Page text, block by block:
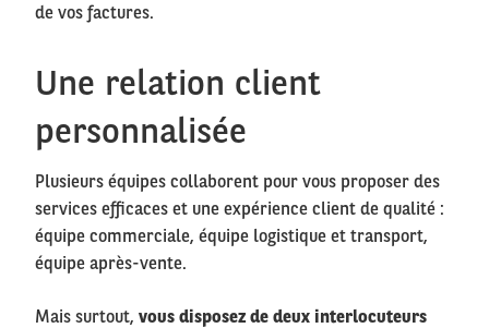
de vos factures.
Une relation client
personnalisée
Plusieurs équipes collaborent pour vous proposer des
services efficaces et une expérience client de qualité :
équipe commerciale, équipe logistique et transport,
équipe après-vente.
Mais surtout, vous disposez de deux interlocuteurs